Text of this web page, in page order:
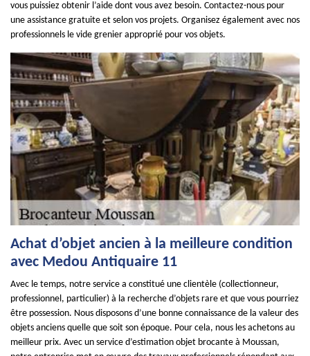
vous puissiez obtenir l’aide dont vous avez besoin. Contactez-nous pour
une assistance gratuite et selon vos projets. Organisez également avec nos
professionnels le vide grenier approprié pour vos objets.
Achat d’objet ancien à la meilleure condition
avec Medou Antiquaire 11
Avec le temps, notre service a constitué une clientèle (collectionneur,
professionnel, particulier) à la recherche d’objets rare et que vous pourriez
être possession. Nous disposons d’une bonne connaissance de la valeur des
objets anciens quelle que soit son époque. Pour cela, nous les achetons au
meilleur prix. Avec un service d’estimation objet brocante à Moussan,